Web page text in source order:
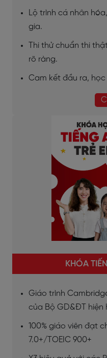
Lộ trình cá nhân
gia.
Thi thử chuẩn thi
rõ ràng.
Cam kết đầu ra, học
KHÓA
Giáo trình
của Bộ GD&ĐT hiện
100% giáo viên đạt
7.0+/TOEIC 900+